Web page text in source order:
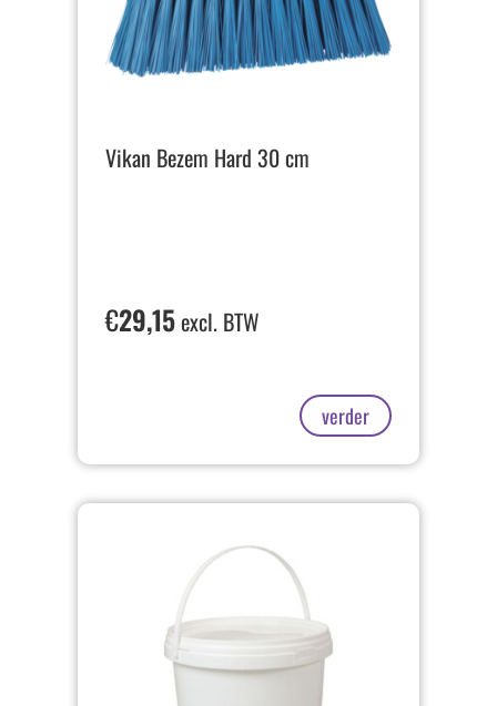
Vikan Bezem Hard 30 cm
€29,15excl. BTW
verder